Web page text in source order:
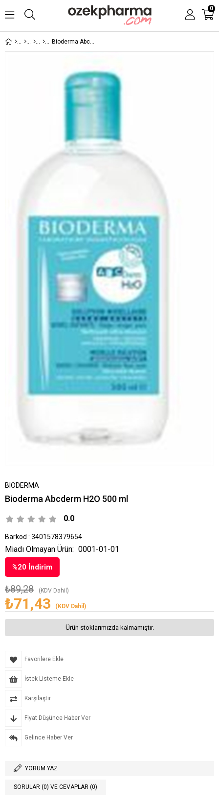
0
Bioderma Abcderm H2O 500 ml
BIODERMA
Bioderma Abcderm H2O 500 ml
0.0
Barkod : 3401578379654
%20 İndirim
₺89,28 (KDV Dahil)
₺71,43 (KDV Dahil)
Miadı Olmayan Ürün: 0001-01-01
Ürün stoklarımızda kalmamıştır.
Favorilere Ekle
İstek Listeme Ekle
Karşılaştır
Fiyat Düşünce Haber Ver
Gelince Haber Ver
YORUM YAZ
SORULAR (0) VE CEVAPLAR (0)